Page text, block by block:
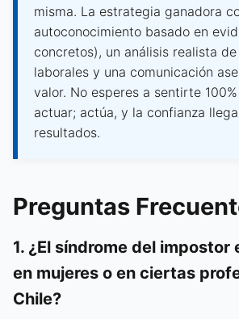
misma. La estrategia ganadora
autoconocimiento basado en
concretos), un análisis realista
laborales y una comunicación
valor. No esperes a sentirte
actuar; actúa, y la confianza
resultados.
Preguntas
1. ¿El síndrome del impostor
en mujeres o en ciertas
Chile?